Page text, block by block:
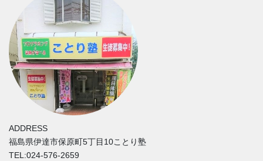
ADDRESS
福島県伊達市保原町5丁目10ことり塾
TEL:024-576-2659